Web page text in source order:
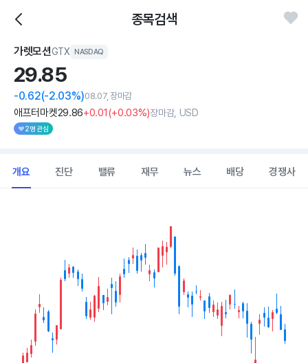
종목검색
가렛모션GTX NASDAQ
29.85
-0.62(-2.03%)08.07, 장마감
애프터마켓29.86+0.01(+0.03%)장마감, USD
2명 관심
개요 진단 밸류 재무 뉴스 배당 경쟁사
The chart has 1 X axis displaying Time. Data ranges from
The chart has 1 Y axis displaying values. Data ranges from